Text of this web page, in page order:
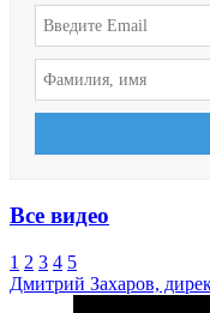
Все видео
1 2 3 4 5
Дмитрий Захаров,